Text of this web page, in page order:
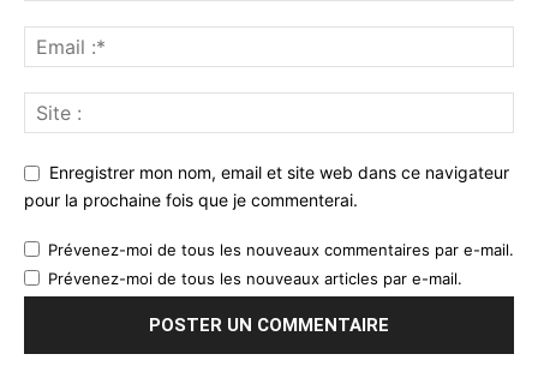
Enregistrer mon nom, email et site web dans ce navigateur
pour la prochaine fois que je commenterai.
Prévenez-moi de tous les nouveaux commentaires par e-mail.
Prévenez-moi de tous les nouveaux articles par e-mail.